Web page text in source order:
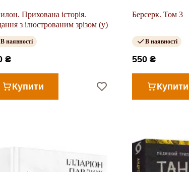
Прихована історія.
з ілюстрованим зрізом (у)
В наявності
₴
Купити
Берсерк. Том 3
В наявності
550 ₴
Купити